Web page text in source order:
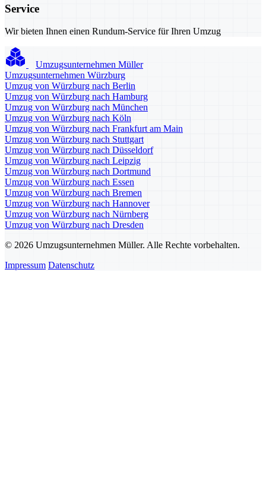
Service
Wir bieten Ihnen einen Rundum-Service für Ihren Umzug
Umzugsunternehmen Müller
Umzugsunternehmen Würzburg
Umzug von Würzburg nach Berlin
Umzug von Würzburg nach Hamburg
Umzug von Würzburg nach München
Umzug von Würzburg nach Köln
Umzug von Würzburg nach Frankfurt am Main
Umzug von Würzburg nach Stuttgart
Umzug von Würzburg nach Düsseldorf
Umzug von Würzburg nach Leipzig
Umzug von Würzburg nach Dortmund
Umzug von Würzburg nach Essen
Umzug von Würzburg nach Bremen
Umzug von Würzburg nach Hannover
Umzug von Würzburg nach Nürnberg
Umzug von Würzburg nach Dresden
© 2026 Umzugsunternehmen Müller. Alle Rechte vorbehalten.
Impressum Datenschutz